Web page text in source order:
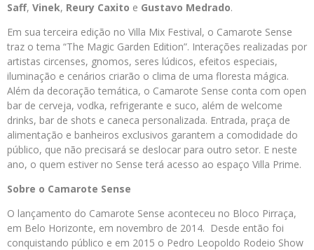
Saff, Vinek, Reury Caxito e Gustavo Medrado.
Em sua terceira edição no Villa Mix Festival, o Camarote Sense
traz o tema “The Magic Garden Edition”. Interações realizadas por
artistas circenses, gnomos, seres lúdicos, efeitos especiais,
iluminação e cenários criarão o clima de uma floresta mágica.
Além da decoração temática, o Camarote Sense conta com open
bar de cerveja, vodka, refrigerante e suco, além de welcome
drinks, bar de shots e caneca personalizada. Entrada, praça de
alimentação e banheiros exclusivos garantem a comodidade do
público, que não precisará se deslocar para outro setor. E neste
ano, o quem estiver no Sense terá acesso ao espaço Villa Prime.
Sobre o Camarote Sense
O lançamento do Camarote Sense aconteceu no Bloco Pirraça,
em Belo Horizonte, em novembro de 2014. Desde então foi
conquistando público e em 2015 o Pedro Leopoldo Rodeio Show